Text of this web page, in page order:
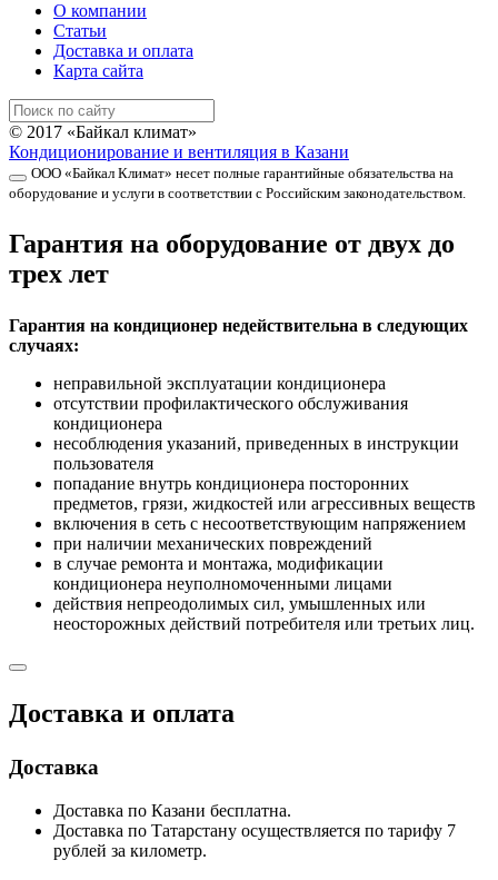
О компании
Статьи
Доставка и оплата
Карта сайта
© 2017 «Байкал климат»
Кондиционирование и вентиляция в Казани
ООО «Байкал Климат» несет полные гарантийные обязательства на
оборудование и услуги в соответствии с Российским законодательством.
Гарантия на оборудование от двух до
трех лет
Гарантия на кондиционер недействительна в следующих
случаях:
неправильной эксплуатации кондиционера
отсутствии профилактического обслуживания
кондиционера
несоблюдения указаний, приведенных в инструкции
пользователя
попадание внутрь кондиционера посторонних
предметов, грязи, жидкостей или агрессивных веществ
включения в сеть с несоответствующим напряжением
при наличии механических повреждений
в случае ремонта и монтажа, модификации
кондиционера неуполномоченными лицами
действия непреодолимых сил, умышленных или
неосторожных действий потребителя или третьих лиц.
Доставка и оплата
Доставка
Доставка по Казани бесплатна.
Доставка по Татарстану осуществляется по тарифу 7
рублей за километр.